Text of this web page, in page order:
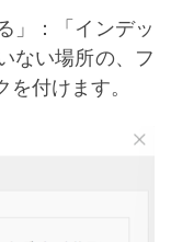
」：「インデッ
ない場所の、フ
付けます。